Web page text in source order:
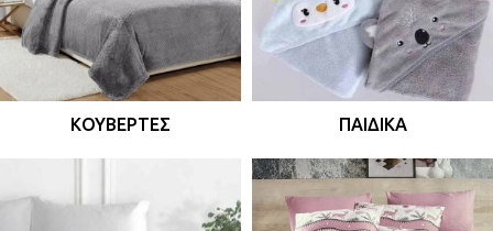
ΚΟΥΒΈΡΤΕΣ ΠΑΙΔΙΚΆ